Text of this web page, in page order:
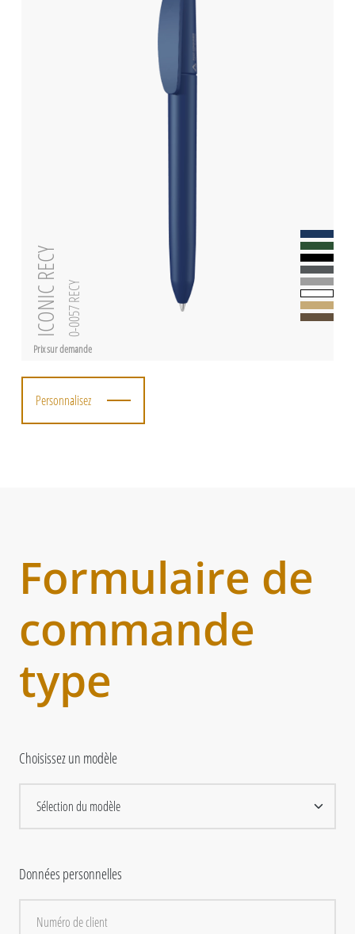
Prix sur demande
ICONIC RECY 0-0057 RECY
Personnalisez
Formulaire de
commande
type
Choisissez un modèle
Données personnelles